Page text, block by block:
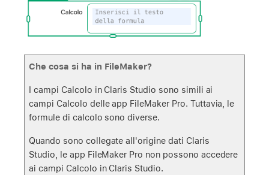
Che cosa si ha in FileMaker?
I campi Calcolo in Claris Studio sono simili ai
campi Calcolo delle app FileMaker Pro. Tuttavia, le
formule di calcolo sono diverse.
Quando sono collegate all'origine dati Claris
Studio, le app FileMaker Pro non possono accedere
ai campi Calcolo in Claris Studio.